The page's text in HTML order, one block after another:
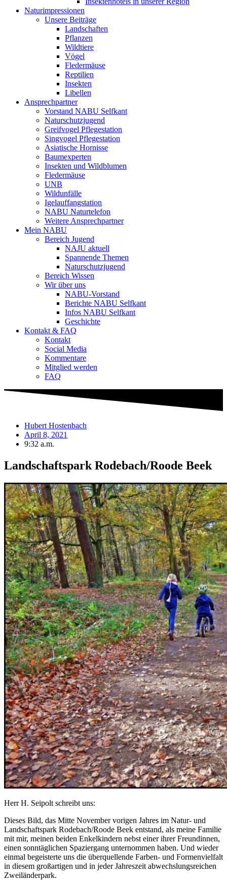
Naturimpressionen
Unsere Beiträge
Landschaften
Pflanzen
Wildtiere
Vögel
Fledermäuse
Reptilien
Insekten
Libellen
Ansprechpartner
Vorstand NABU Selfkant
Naturschutzjugend
Greifvogel Pflegestation
Singvogel Pflegestation
Asiatische Hornisse
Baumexperten
Insekten und Wildblumen
Fledermäuse
UNB
Wildunfälle
Igelauffangstation
NABU Naturtelefon
Weitere Ansprechpartner
Mein NABU
Bereich Jugend
NAJU aktuell
Spannende Themen
Naturschutzjugend
Bereich Wissen
Wir über uns
NABU-Vorstand
Berichte NABU Selfkant
Infos NABU Selfkant
Geschichte
Kontakt & FAQ
Kontakt
Social Media
Kommentare
Mitglied werden
FAQ
Hubert Hostenbach
April 8, 2021
9:32 a.m.
Landschaftspark Rodebach/Roode Beek
Herr H. Seipolt schreibt uns:
Dieses Bild, das Mitte November vorigen Jahres im Natur- und
Landschaftspark Rodebach/Roode Beek entstand, als meine Familie
mit mir, meinen beiden Enkelkindern nebst einer ihrer Freundinnen,
einen sonntäglichen Spaziergang unternommen haben. Und wieder
einmal begeisterte uns die überquellende Farben- und Formenvielfalt
in diesem großartigen und in jeder Jahreszeit abwechslungsreichen
Zweiländerpark.